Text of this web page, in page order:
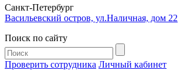
Cанкт-Петербург
Васильевский остров, ул.Наличная, дом 22
Поиск по сайту
Проверить сотрудника Личный кабинет